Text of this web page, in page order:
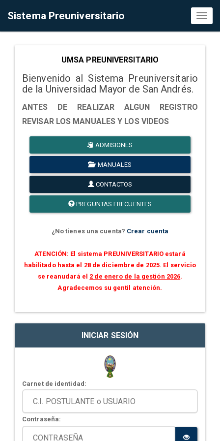
Sistema Preuniversitario
UMSA PREUNIVERSITARIO
Bienvenido al Sistema Preuniversitario
de la Universidad Mayor de San Andrés.
ANTES DE REALIZAR ALGUN REGISTRO
REVISAR LOS MANUALES Y LOS VIDEOS
ADMISIONES
MANUALES
CONTACTOS
PREGUNTAS FRECUENTES
¿No tienes una cuenta? Crear cuenta
ATENCIÓN: El sistema PREUNIVERSITARIO estará
habilitado hasta el 28 de diciembre de 2025. El servicio
se reanudará el 2 de enero de la gestión 2026.
Agradecemos su gentil atención.
INICIAR SESIÓN
Carnet de identidad:
Contraseña: